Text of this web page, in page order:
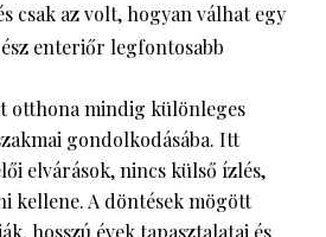
csak az volt, hogyan válhat egy
enteriőr legfontosabb
otthona mindig különleges
gondolkodásába. Itt
elvárások, nincs külső ízlés,
kellene. A döntések mögött
hosszú évek tapasztalatai és